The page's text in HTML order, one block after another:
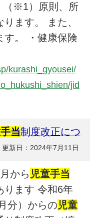
（※1）原則、所
ます。 また、
す。 ・健康保険
kurashi_gyousei/
jid
当制度改正につ
更新日：2024年7月11日
から 児童手当
ります 令和6年
分）からの 児童